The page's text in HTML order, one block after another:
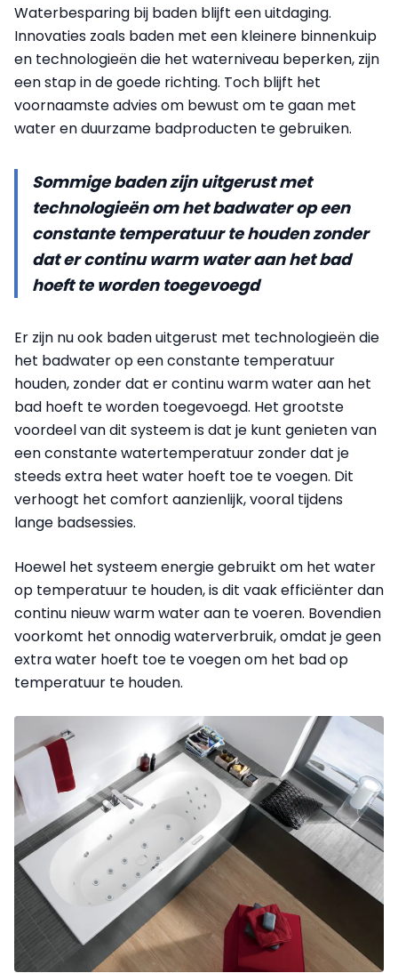
Waterbesparing bij baden blijft een uitdaging.
Innovaties zoals baden met een kleinere binnenkuip
en technologieën die het waterniveau beperken, zijn
een stap in de goede richting. Toch blijft het
voornaamste advies om bewust om te gaan met
water en duurzame badproducten te gebruiken.
Sommige baden zijn uitgerust met
technologieën om het badwater op een
constante temperatuur te houden zonder
dat er continu warm water aan het bad
hoeft te worden toegevoegd
Er zijn nu ook baden uitgerust met technologieën die
het badwater op een constante temperatuur
houden, zonder dat er continu warm water aan het
bad hoeft te worden toegevoegd. Het grootste
voordeel van dit systeem is dat je kunt genieten van
een constante watertemperatuur zonder dat je
steeds extra heet water hoeft toe te voegen. Dit
verhoogt het comfort aanzienlijk, vooral tijdens
lange badsessies.
Hoewel het systeem energie gebruikt om het water
op temperatuur te houden, is dit vaak efficiënter dan
continu nieuw warm water aan te voeren. Bovendien
voorkomt het onnodig waterverbruik, omdat je geen
extra water hoeft toe te voegen om het bad op
temperatuur te houden.